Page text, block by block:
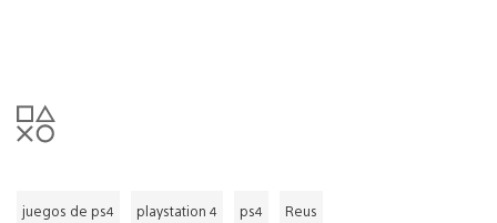
juegos de ps4 playstation 4 ps4 Reus